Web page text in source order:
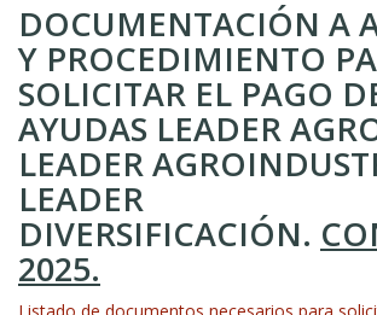
DOCUMENTACIÓN A
Y PROCEDIMIENTO
SOLICITAR EL PAGO
AYUDAS LEADER
LEADER
LEADER
DIVERSIFICACIÓN.
2025.